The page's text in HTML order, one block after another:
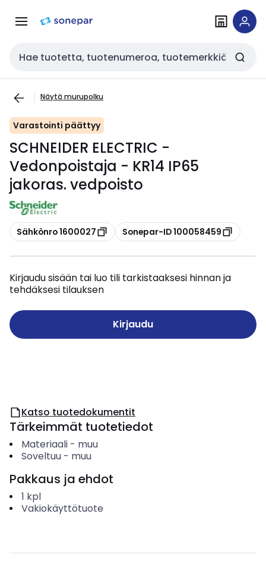
navigointiinsisältöön
Haku
Näytä murupolku
Varastointi päättyy
SCHNEIDER ELECTRIC -
Vedonpoistaja - KR14 IP65
jakoras. vedpoisto
Kopioi
Sähkönro 1600027 Kopioi
Sonepar-ID 100058459
Kirjaudu sisään tai luo tili tarkistaaksesi hinnan ja
tehdäksesi tilauksen
Kirjaudu
Katso tuotedokumentit
Tärkeimmät tuotetiedot
Materiaali- muu
Soveltuu- muu
Pakkaus ja ehdot
1 kpl
Vakiokäyttötuote